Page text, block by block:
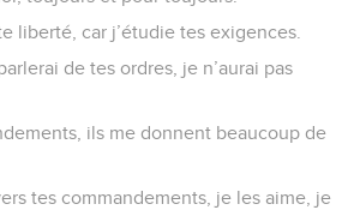
liberté, car j’étudie tes exigences.
de tes ordres, je n’aurai pas
ils me donnent beaucoup de
tes commandements, je les aime, je